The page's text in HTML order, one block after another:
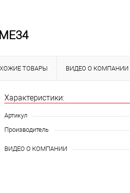
ТОВАРЫ ВИДЕО О КОМПАНИИ
Характеристики:
Артикул
Производитель
ВИДЕО О КОМПАНИИ